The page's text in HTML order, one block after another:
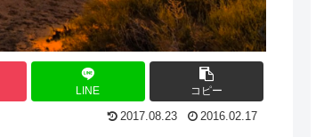
LINE コピー
2017.08.23 2016.02.17